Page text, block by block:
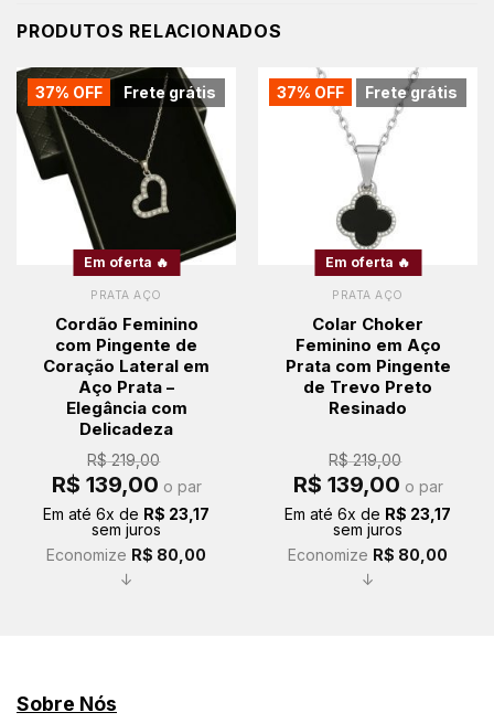
PRODUTOS RELACIONADOS
Frete grátis
37% OFF
Em oferta 🔥
PRATA AÇO
Cordão Feminino
com Pingente de
Coração Lateral em
Aço Prata –
Elegância com
Delicadeza
R$219,00
O
preço
era:
R$ 219,00.
R$ 139,00preço
é:
R$ 139,00.
o par
Em até 6x de R$ 23,17
sem juros
Economize R$ 80,00
↓
Frete grátis
37% OFF
Em oferta 🔥
PRATA AÇO
Colar Choker
Feminino em Aço
Prata com Pingente
de Trevo Preto
Resinado
R$219,00
O
preço
era:
R$ 219,00.
R$ 139,00preço
é:
R$ 139,00.
o par
Em até 6x de R$ 23,17
sem juros
Economize R$ 80,00
↓
Sobre Nós